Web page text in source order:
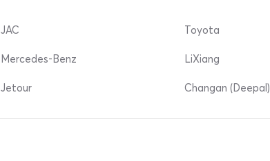
JAC
Mercedes-Benz
Jetour
Toyota
LiXiang
Changan (Deepal)